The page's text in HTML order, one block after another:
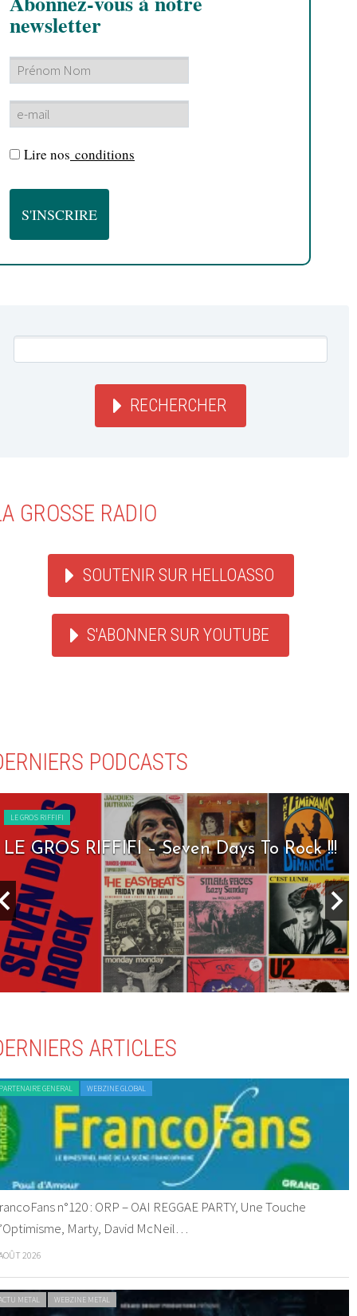
newsletter
Lire nos conditions
RECHERCHER
GROSSE RADIO
SOUTENIR SUR HELLOASSO
S'ABONNER SUR YOUTUBE
PODCASTS
LE GROS RIFFIFI
LE GROS RIFFIFI – Seven Days To Rock !!!
ARTICLES
GENERAL WEBZINE GLOBAL
n°120 : ORP – OAI REGGAE PARTY, Une Touche
Marty, David McNeil…
2026
METAL WEBZINE METAL